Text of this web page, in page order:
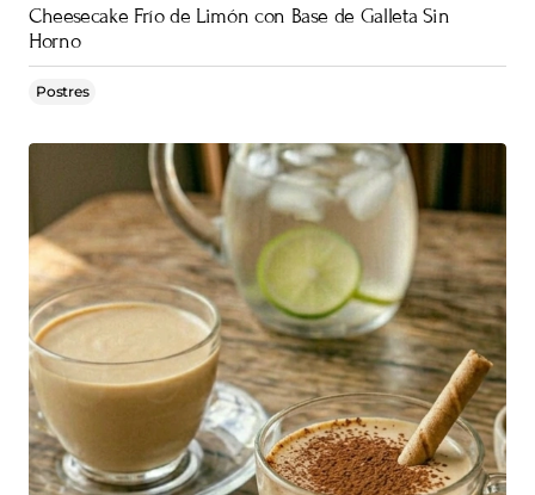
Cheesecake Frío de Limón con Base de Galleta Sin
Horno
Postres